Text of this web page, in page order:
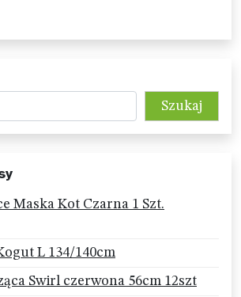
Szukaj
Maska Kot Czarna 1 Szt.
L 134/140cm
Swirl czerwona 56cm 12szt